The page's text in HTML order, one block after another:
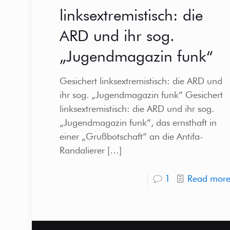
linksextremistisch: die
ARD und ihr sog.
„Jugendmagazin funk“
Gesichert linksextremistisch: die ARD und
ihr sog. „Jugendmagazin funk“ Gesichert
linksextremistisch: die ARD und ihr sog.
„Jugendmagazin funk“, das ernsthaft in
einer „Grußbotschaft“ an die Antifa-
Randalierer[…]
1 Read